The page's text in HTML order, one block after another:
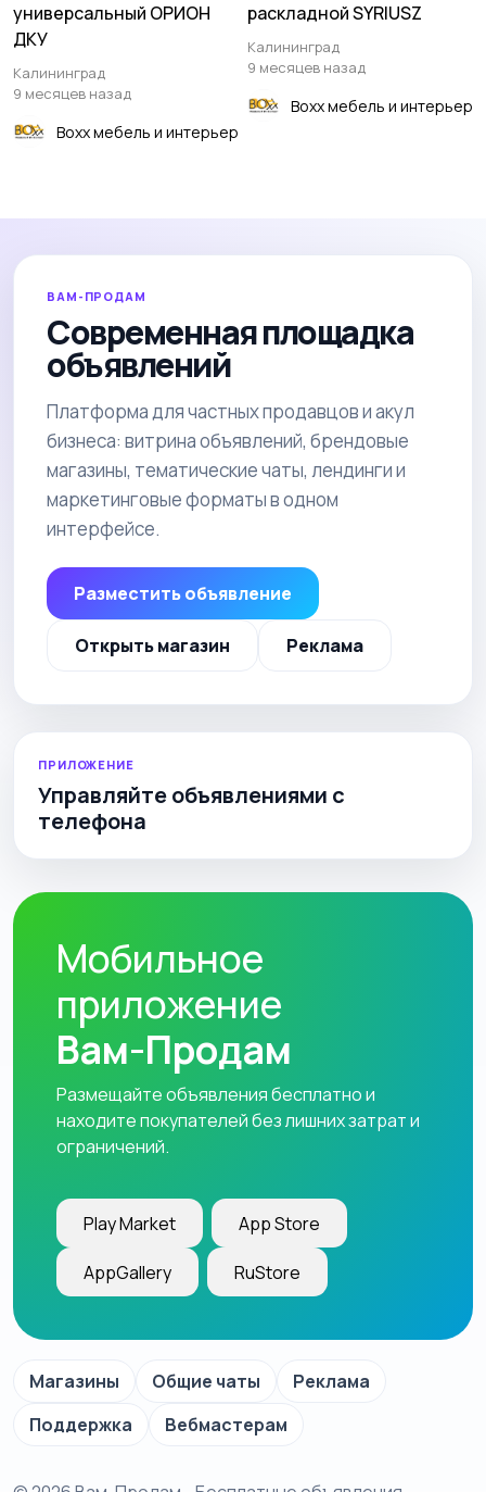
универсальный ОРИОН
ДКУ
Калининград
9 месяцев назад
Boxx мебель и интерьер
раскладной SYRIUSZ
Калининград
9 месяцев назад
Boxx мебель и интерьер
ВАМ-ПРОДАМ
Современная площадка
объявлений
Платформа для частных продавцов и акул
бизнеса: витрина объявлений, брендовые
магазины, тематические чаты, лендинги и
маркетинговые форматы в одном
интерфейсе.
Разместить объявление
Открыть магазин Реклама
ПРИЛОЖЕНИЕ
Управляйте объявлениями с
телефона
Мобильное
приложение
Вам-Продам
Размещайте объявления бесплатно и
находите покупателей без лишних затрат и
ограничений.
Play Market App Store
AppGallery RuStore
Магазины Общие чаты
Реклама
Поддержка
Вебмастерам